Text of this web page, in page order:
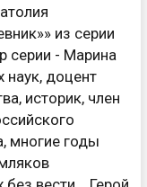
из серии
серии - Марина
наук, доцент
историк, член
многие годы